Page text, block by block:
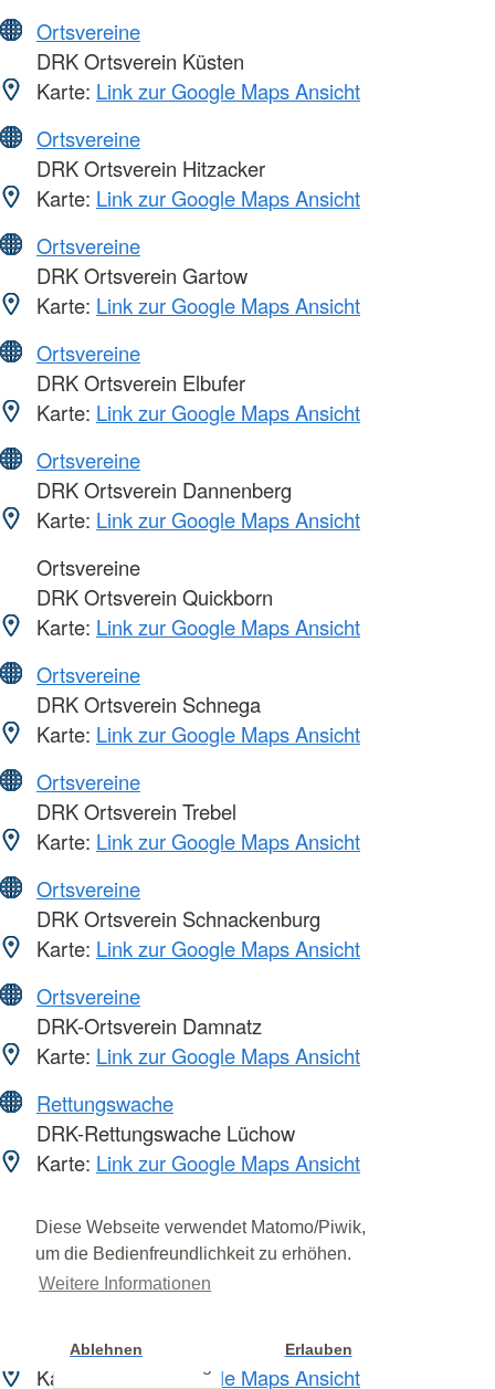
Diese Webseite verwendet Matomo/Piwik,
um die Bedienfreundlichkeit zu erhöhen.
Weitere Informationen
Ablehnen Erlauben
Ortsvereine
DRK Ortsverein Küsten
Karte: Link zur Google Maps Ansicht
Ortsvereine
DRK Ortsverein Hitzacker
Karte: Link zur Google Maps Ansicht
Ortsvereine
DRK Ortsverein Gartow
Karte: Link zur Google Maps Ansicht
Ortsvereine
DRK Ortsverein Elbufer
Karte: Link zur Google Maps Ansicht
Ortsvereine
DRK Ortsverein Dannenberg
Karte: Link zur Google Maps Ansicht
Ortsvereine
DRK Ortsverein Quickborn
Karte: Link zur Google Maps Ansicht
Ortsvereine
DRK Ortsverein Schnega
Karte: Link zur Google Maps Ansicht
Ortsvereine
DRK Ortsverein Trebel
Karte: Link zur Google Maps Ansicht
Ortsvereine
DRK Ortsverein Schnackenburg
Karte: Link zur Google Maps Ansicht
Ortsvereine
DRK-Ortsverein Damnatz
Karte: Link zur Google Maps Ansicht
Rettungswache
DRK-Rettungswache Lüchow
Karte: Link zur Google Maps Ansicht
DRK-Rettungswache Dannenberg
Karte:
Link zur Google Maps Ansicht
DRK-Rettungswache Gorleben
Karte:
Link zur Google Maps Ansicht